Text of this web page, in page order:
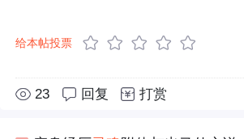
给本帖投票
23 回复 打赏